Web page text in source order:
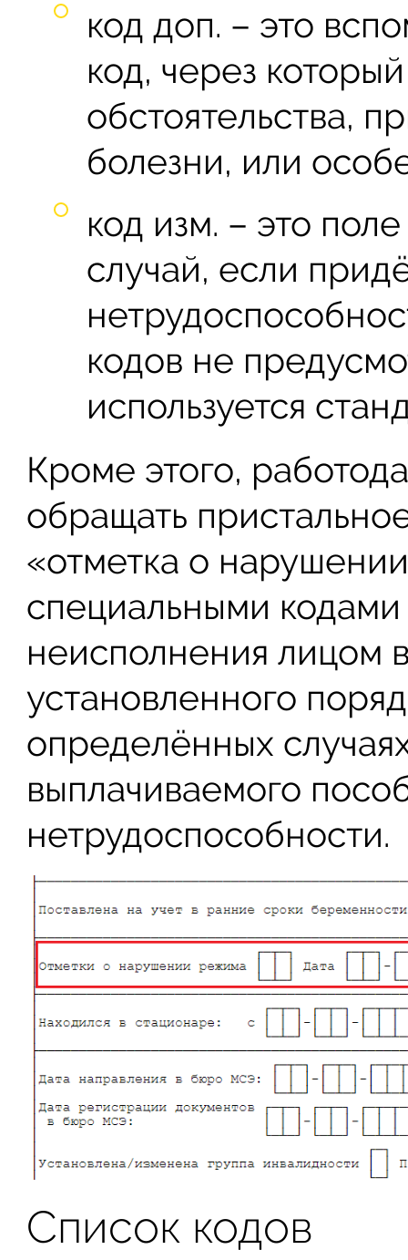
код доп. – это
код, через
обстоятельства,
болезни, или
код изм. – это
случай, если
кодов не
используется
Кроме этого,
обращать
«отметка о
специальными
неисполнения лицом
установленного
определённых
выплачиваемого
нетрудоспособности.
Список кодов